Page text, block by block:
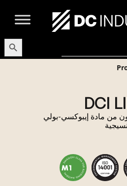
Button
DCI
من مادة إيبوكسي-بولي